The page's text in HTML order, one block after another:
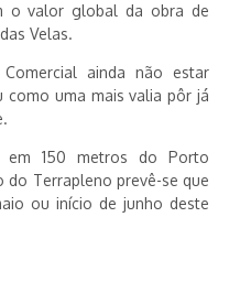
o valor global da obra de
Velas.
ainda não estar
como uma mais valia pôr já
150 metros do Porto
do Terrapleno prevê-se que
ou início de junho deste